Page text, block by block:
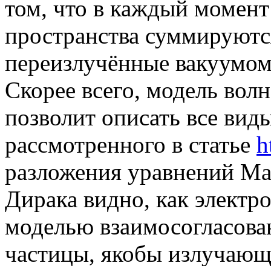
том, что в каждый
пространства
переизлучённые
Скорее всего, модель
позволит описать все
рассмотренного в статье
разложения уравнений
Дирака видно, как
моделью
частицы, якобы